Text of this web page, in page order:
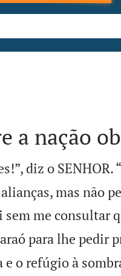
a nação
diz o SENHOR.
mas não
sem me consultar
para lhe pedir
e o refúgio à